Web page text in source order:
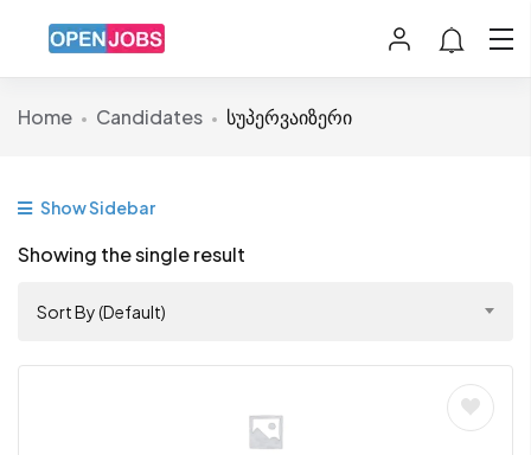
Home Candidates სუპერვაიზერი
Show Sidebar
Showing the single result
Sort By (Default)